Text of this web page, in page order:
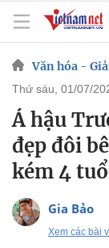
Văn hóa -
thứ sáu, 01/07/
Á hậu
đẹp đôi
kém 4
Gia Bảo
Xem các bài